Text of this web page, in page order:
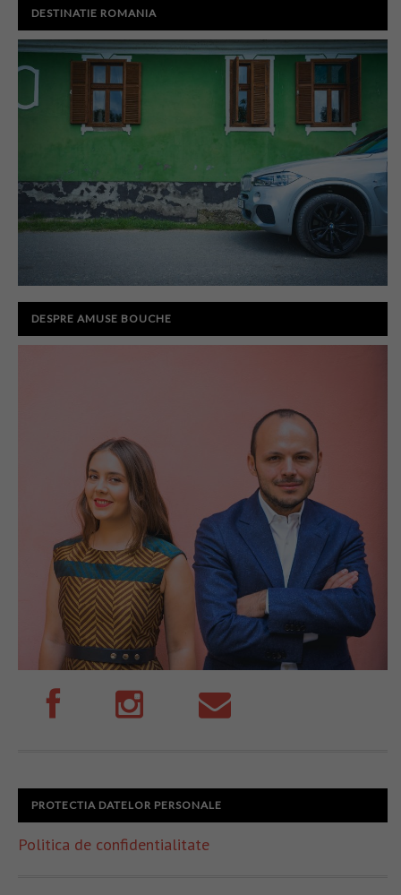
DESTINATIE ROMANIA
DESPRE AMUSE BOUCHE
PROTECTIA DATELOR PERSONALE
Politica de confidentialitate